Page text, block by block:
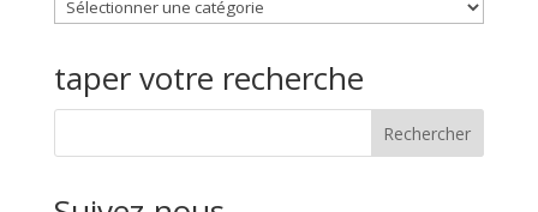
une
taper votre recherche